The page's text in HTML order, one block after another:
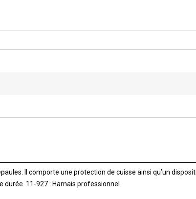
Il comporte une protection de cuisse ainsi qu’un
11-927 : Harnais professionnel.